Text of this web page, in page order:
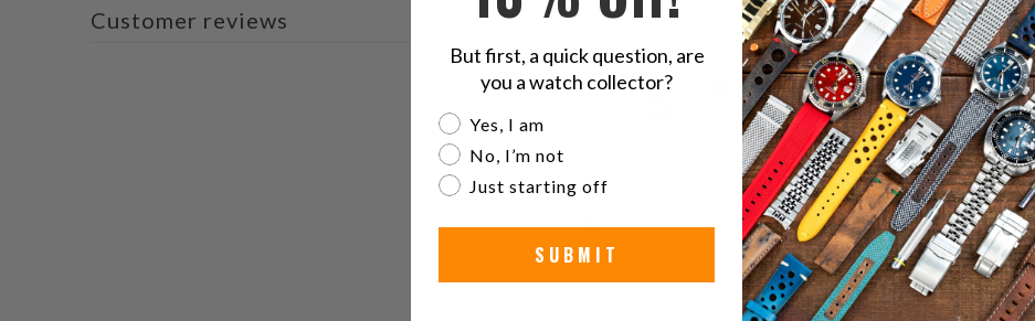
Customer reviews
5 2 reviews
5 100%
4
0%
3
0%
0%
But first, a quick question, are
you a watch collector?
Are you a watch collector?
Yes, I am
No, I’m not
Just starting off
SUBMIT